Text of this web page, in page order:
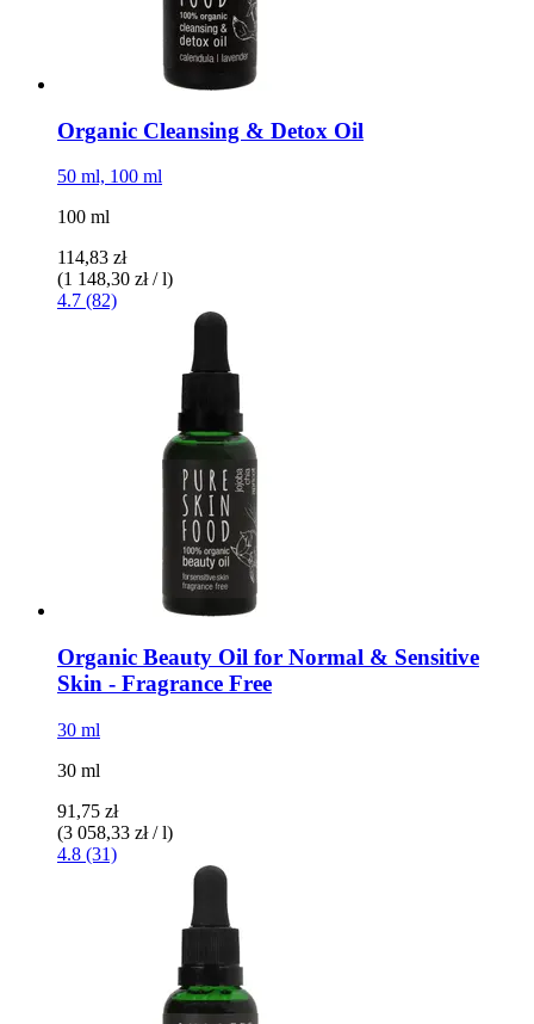
Organic Cleansing & Detox Oil
50 ml, 100 ml
100 ml
114,83 zł
(1 148,30 zł / l)
4.7 (82)
Organic Beauty Oil for Normal & Sensitive
Skin -​ Fragrance Free
30 ml
30 ml
91,75 zł
(3 058,33 zł / l)
4.8 (31)